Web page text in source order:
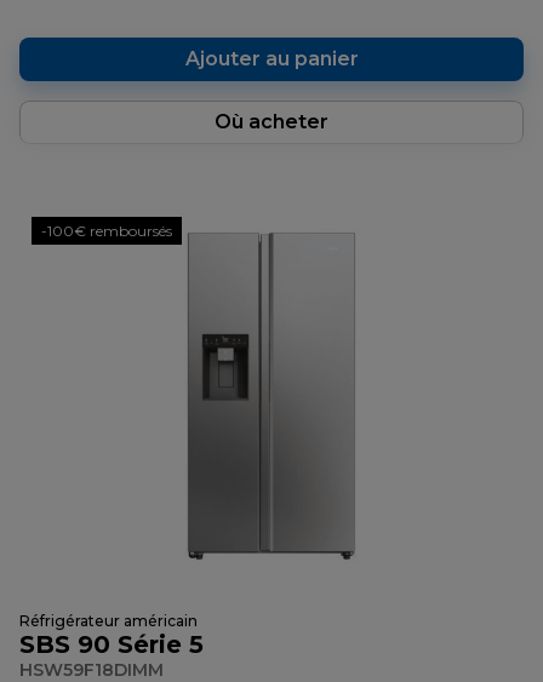
Ajouter au panier
Où acheter
-100€ remboursés
Réfrigérateur américain
SBS 90 Série 5
HSW59F18DIMM